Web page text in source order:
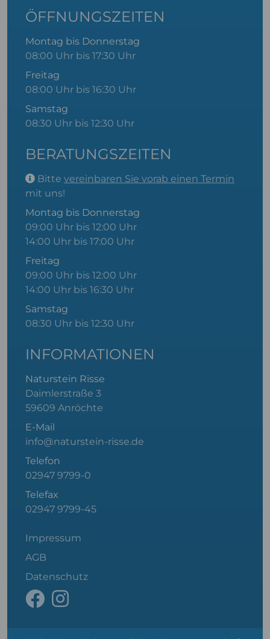
ÖFFNUNGSZEITEN
Montag bis Donnerstag
08:00 Uhr bis 17:30 Uhr
Freitag
08:00 Uhr bis 16:30 Uhr
Samstag
08:30 Uhr bis 12:30 Uhr
BERATUNGSZEITEN
Bitte vereinbaren Sie vorab einen Termin
mit uns!
Montag bis Donnerstag
09:00 Uhr bis 12:00 Uhr
14:00 Uhr bis 17:00 Uhr
Freitag
09:00 Uhr bis 12:00 Uhr
14:00 Uhr bis 16:30 Uhr
Samstag
08:30 Uhr bis 12:30 Uhr
INFORMATIONEN
Naturstein Risse
Daimlerstraße 3
59609 Anröchte
E-Mail
info@naturstein-risse.de
Telefon
02947 9799-0
Telefax
02947 9799-45
Impressum
AGB
Datenschutz